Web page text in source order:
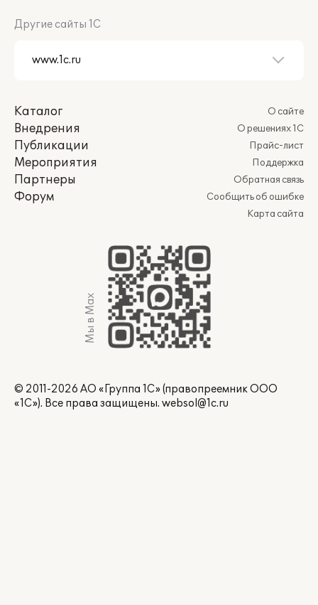
Другие сайты 1С
Каталог
Внедрения
Публикации
Мероприятия
Партнеры
Форум
О сайте
О решениях 1С
Прайс-лист
Поддержка
Обратная связь
Сообщить об ошибке
Карта сайта
Мы в Max
© 2011-2026 АО «Группа 1С» (правопреемник ООО
«1С»). Все права защищены. websol@1c.ru